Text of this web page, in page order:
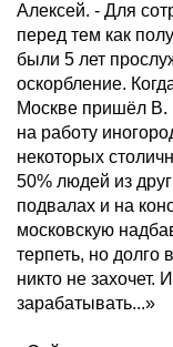
Алексей. - Для
перед тем как
были 5 лет
оскорбление.
Москве пришёл В.
на работу
некоторых
50% людей из
подвалах и на
московскую
терпеть, но долго
никто не захочет.
зарабатывать...»